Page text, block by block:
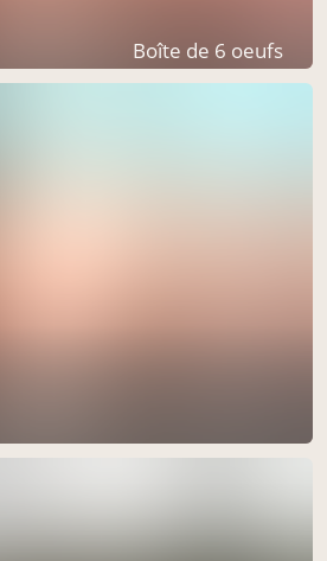
Boîte de 6 oeufs